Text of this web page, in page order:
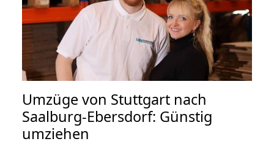
Umzüge von Stuttgart nach
Saalburg-Ebersdorf: Günstig
umziehen